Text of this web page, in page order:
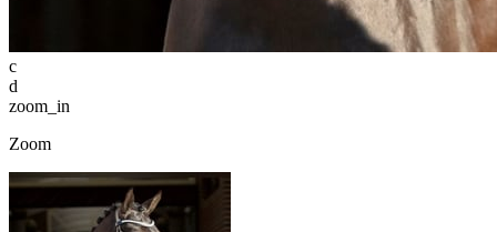
c
d
zoom_in
Zoom